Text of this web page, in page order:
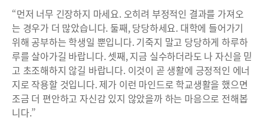
“먼저 너무 긴장하지 마세요. 오히려 부정적인 결과를 가져오
는 경우가 더 많았습니다. 둘째, 당당하세요. 대학에 들어가기
위해 공부하는 학생일 뿐입니다. 기죽지 말고 당당하게 하루하
루를 살아가길 바랍니다. 셋째, 지금 실수하더라도 나 자신을 믿
고 초조해하지 않길 바랍니다. 이것이 곧 생활에 긍정적인 에너
지로 작용할 것입니다. 제가 이런 마인드로 학교생활을 했으면
조금 더 편안하고 자신감 있지 않았을까 하는 마음으로 전해봅
니다.”